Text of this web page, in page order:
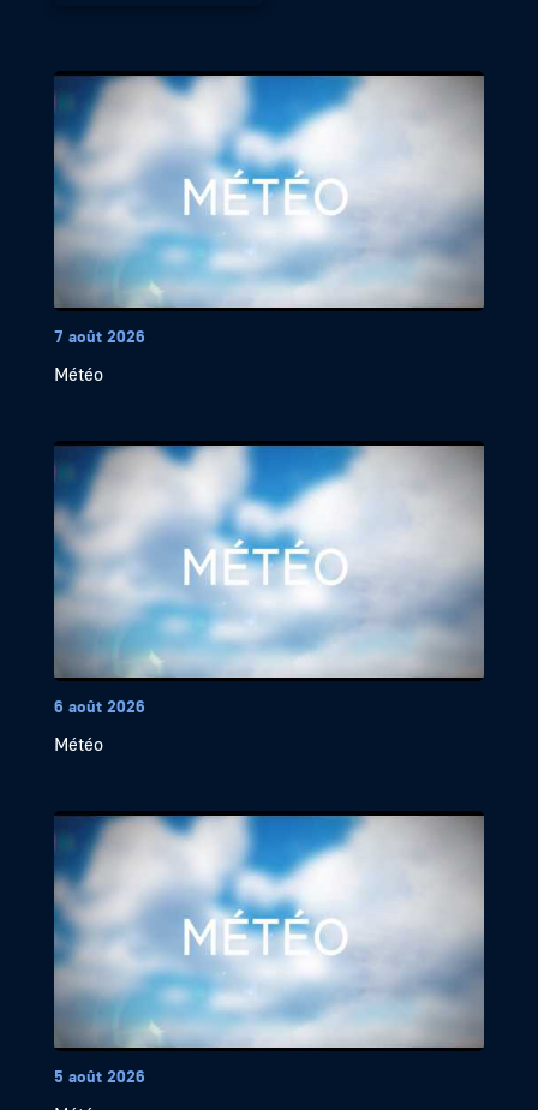
7 août 2026
Météo
6 août 2026
Météo
5 août 2026